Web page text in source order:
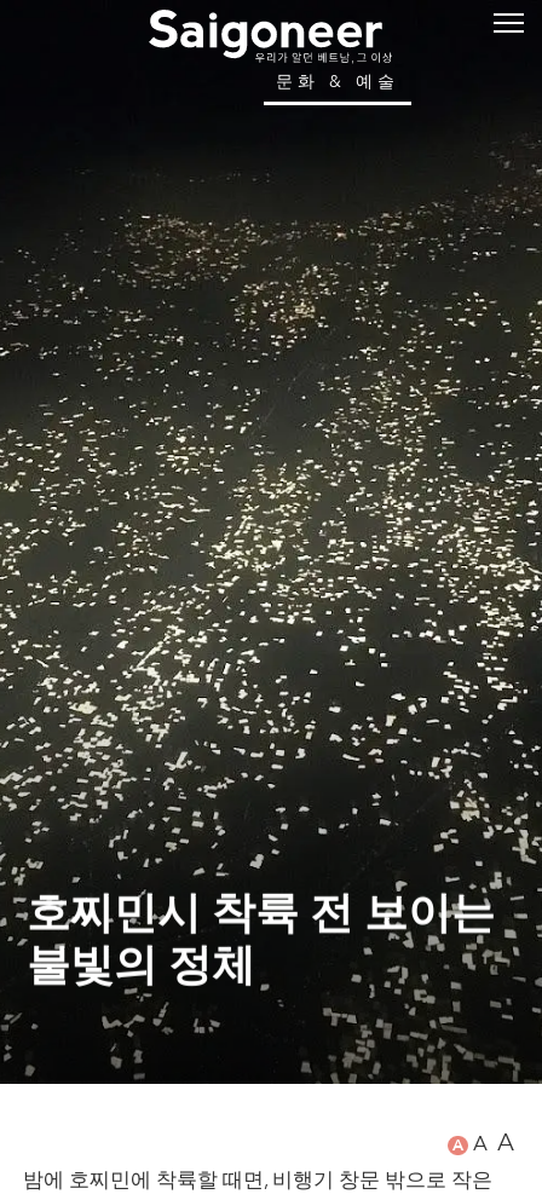
문화 & 예술
호찌민시 착륙 전 보이는
불빛의 정체
A A A
밤에 호찌민에 착륙할 때면, 비행기 창문 밖으로 작은